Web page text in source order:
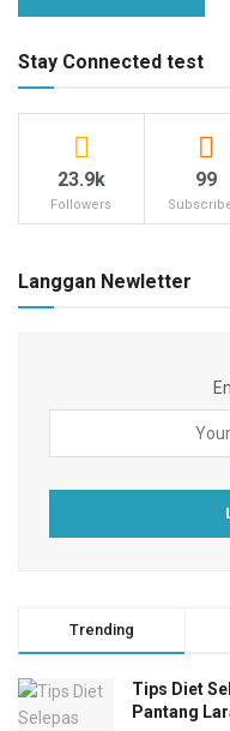
Stay Connected test
23.9k
Followers
99
Langgan Newletter
Trending
Tips Diet
Pantang